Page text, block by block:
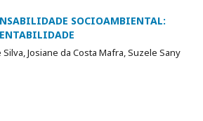
SOCIOAMBIENTAL:
Josiane da Costa Mafra, Suzele Sany